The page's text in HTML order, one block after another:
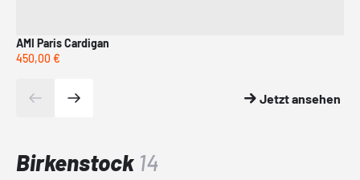
AMI Paris Cardigan
450,00 €
Jetzt ansehen
Birkenstock 14